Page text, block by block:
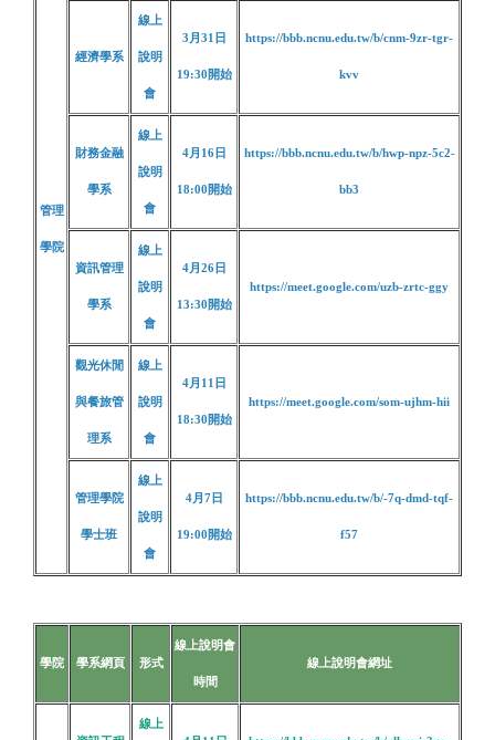
管理
學院
經濟學系
線上
說明
會
3月31日
19:30 開始
https://bbb.ncnu.edu.tw/b/cnm-9zr-tgr-
kvv
財務金融
學系
線上
說明
會
4月16日
18:00 開始
https://bbb.ncnu.edu.tw/b/hwp-npz-5c2-
bb3
資訊管理
學系
線上
說明
會
4月26日
13:30 開始
https://meet.google.com/uzb-zrtc-ggy
觀光休閒
與餐旅管
理系
線上
說明
會
4月11日
18:30 開始
https://meet.google.com/som-ujhm-hii
管理學院
學士班
線上
說明
會
4月7日
19:00 開始
https://bbb.ncnu.edu.tw/b/-7q-dmd-tqf-
f57
學院 學系網頁 形式
線上說明會
時間
線上說明會網址
線上